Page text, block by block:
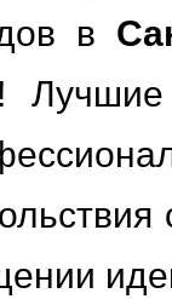
в
! Лучшие